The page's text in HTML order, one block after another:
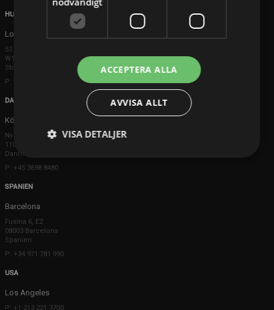
HUVUDKONTOR
London
52 Brook Street
W1K 5DS London
Storbritannien
P: +44 203 608 8181
DANMARK
Köpenhamn
Ny Østergade 20
1101 København K
Danmark
P: +45 3698 8480
SPANIEN
Barcelona
Fusina 6, E2
08003 Barcelona
Spanien
P: +34 971 781 990
USA
Los Angeles
P: +1 213 221 3700
ACCEPTERA ALLA
AVVISA ALLT
VISA DETALJER